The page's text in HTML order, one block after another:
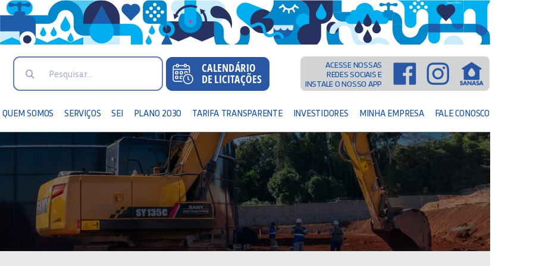
Search
ACESSE NOSSAS
REDES SOCIAIS E
INSTALE O NOSSO APP
QUEM SOMOS SERVIÇOS SEI PLANO 2030 TARIFA TRANSPARENTE INVESTIDORES MINHA EMPRESA FALE CONOSCO